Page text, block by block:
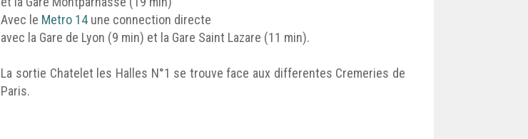
Avec le Metro 14 une connection directe
avec la Gare de Lyon (9 min) et la Gare Saint Lazare (11 min).
La sortie Chatelet les Halles N°1 se trouve face aux differentes Cremeries de
Paris.